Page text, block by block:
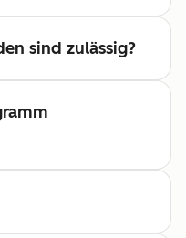
sind zulässig?